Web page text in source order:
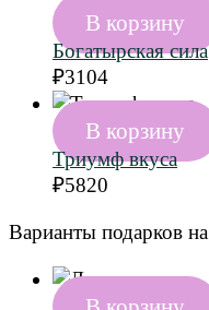
В корзину
Богатырская сила
₽3104
В корзину
Триумф вкуса
₽5820
Варианты подарков